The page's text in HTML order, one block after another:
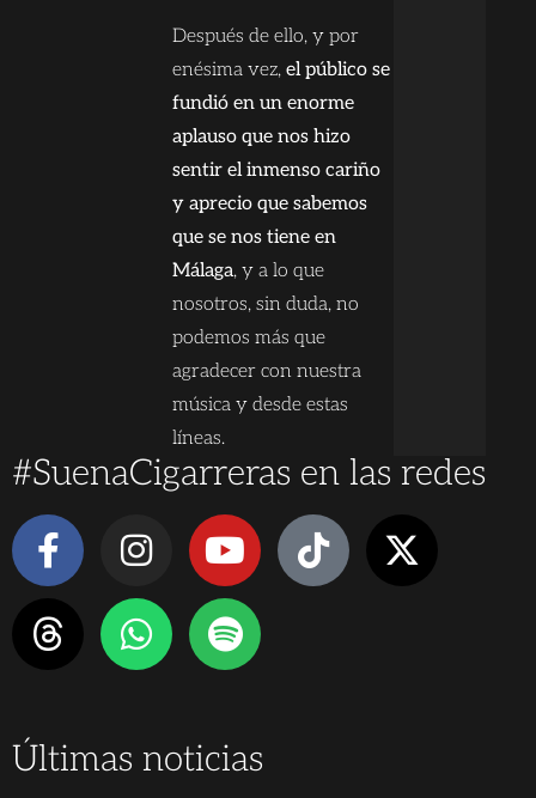
Después de ello, y por
enésima vez, el público se
fundió en un enorme
aplauso que nos hizo
sentir el inmenso cariño
y aprecio que sabemos
que se nos tiene en
Málaga, y a lo que
nosotros, sin duda, no
podemos más que
agradecer con nuestra
música y desde estas
líneas.
#SuenaCigarreras en las redes
Últimas noticias